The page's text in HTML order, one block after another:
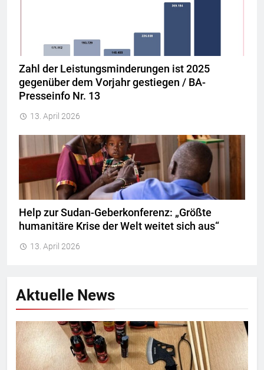
Zahl der Leistungsminderungen ist 2025
gegenüber dem Vorjahr gestiegen / BA-
Presseinfo Nr. 13
13. April 2026
Help zur Sudan-Geberkonferenz: „Größte
humanitäre Krise der Welt weitet sich aus“
13. April 2026
Aktuelle News